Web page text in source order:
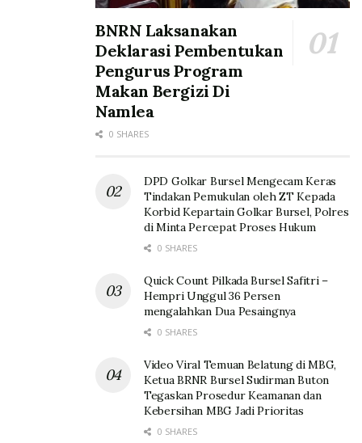
BNRN Laksanakan
Deklarasi Pembentukan
Pengurus Program
Makan Bergizi Di
Namlea
0 SHARES
DPD Golkar Bursel Mengecam Keras
Tindakan Pemukulan oleh ZT Kepada
Korbid Kepartain Golkar Bursel, Polres
di Minta Percepat Proses Hukum
0 SHARES
Quick Count Pilkada Bursel Safitri –
Hempri Unggul 36 Persen
mengalahkan Dua Pesaingnya
0 SHARES
Video Viral Temuan Belatung di MBG,
Ketua BRNR Bursel Sudirman Buton
Tegaskan Prosedur Keamanan dan
Kebersihan MBG Jadi Prioritas
0 SHARES